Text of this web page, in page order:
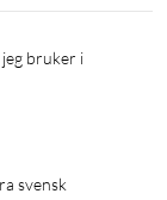
svensk